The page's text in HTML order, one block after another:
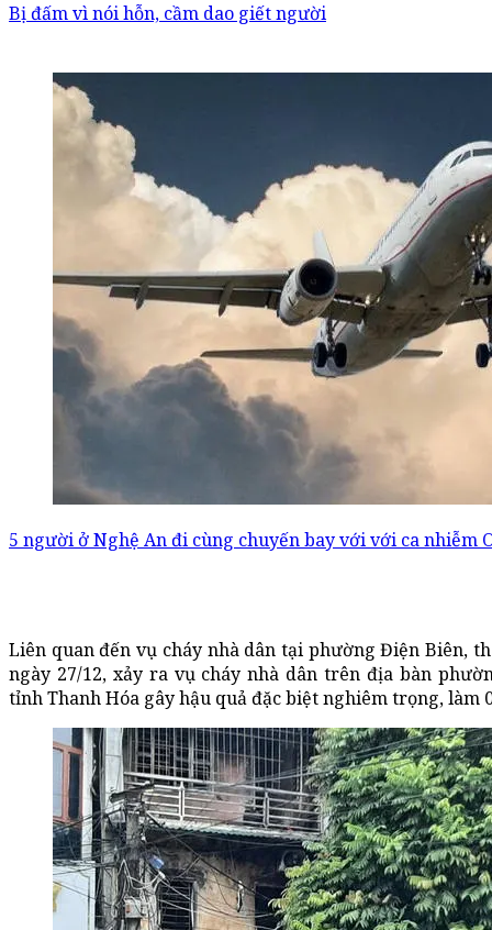
Bị đấm vì nói hỗn, cầm dao giết người
5 người ở Nghệ An đi cùng chuyến bay với với ca nhiễm
Liên quan đến vụ cháy nhà dân tại phường Điện Biên,
ngày 27/12, xảy ra vụ cháy nhà dân trên địa bàn
tỉnh Thanh Hóa gây hậu quả đặc biệt nghiêm trọng,